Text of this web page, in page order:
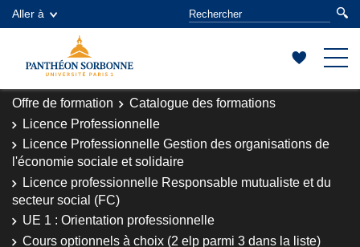
Aller à
Offre de formation
Catalogue des formations
Licence Professionnelle
Licence Professionnelle Gestion des organisations de
l'économie sociale et solidaire
Licence professionnelle Responsable mutualiste et du
secteur social (FC)
UE 1 : Orientation professionnelle
Cours optionnels à choix (2 elp parmi 3 dans la liste)